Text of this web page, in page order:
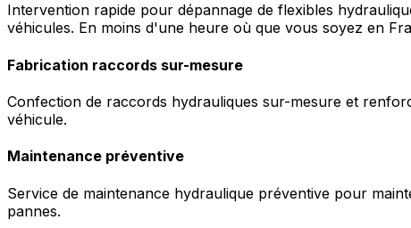
Intervention rapide pour dépannage de flexibles
véhicules. En moins d'une heure où que vous soyez en
Fabrication raccords sur-mesure
Confection de raccords hydrauliques sur-mesure et
véhicule.
Maintenance préventive
Service de maintenance hydraulique préventive pour
pannes.